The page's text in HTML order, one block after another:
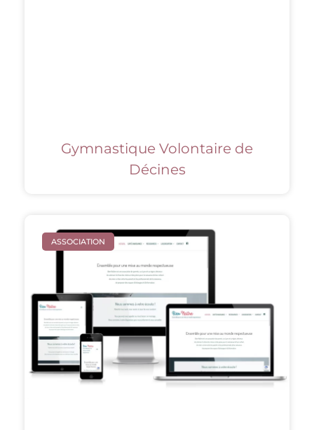
Gymnastique Volontaire de
Décines
ASSOCIATION